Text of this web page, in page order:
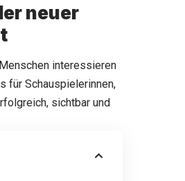
neuer
interessieren
für Schauspielerinnen,
sichtbar und